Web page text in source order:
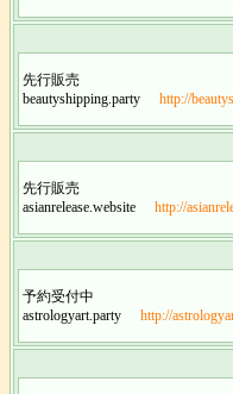
先行販売
beautyshipping.party
http://
先行販売
asianrelease.website
http://
予約受付中
astrologyart.party
http://